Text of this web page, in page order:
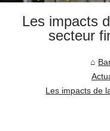
Les impacts
secteur
Les impacts de